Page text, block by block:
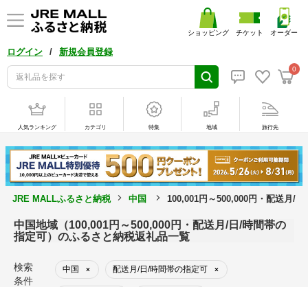
ログイン / 新規会員登録
0
ショッピング チケット オーダー
人気ランキング カテゴリ 特集 地域 旅行先
JRE MALLふるさと納税 中国 100,001円～500,000円・配送月/
中国地域（100,001円～500,000円・配送月/日/時間帯の
指定可）のふるさと納税返礼品一覧
検索
条件
中国 × 配送月/日/時間帯の指定可 ×